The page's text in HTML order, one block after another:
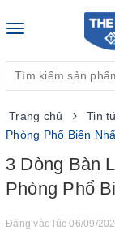
Toggle
Trang chủ Tin
Phòng Phổ Biến
3 Dòng Bàn
Phòng Phổ
Đăng vào lúc 06/09/